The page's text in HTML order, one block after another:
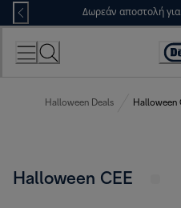
Skip
to
Content
Δωρεάν αποστολή
Halloween Deals Halloween
Halloween CEE